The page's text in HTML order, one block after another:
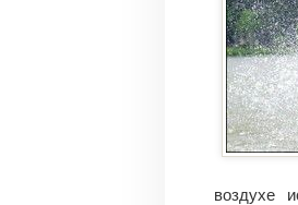
воздухе